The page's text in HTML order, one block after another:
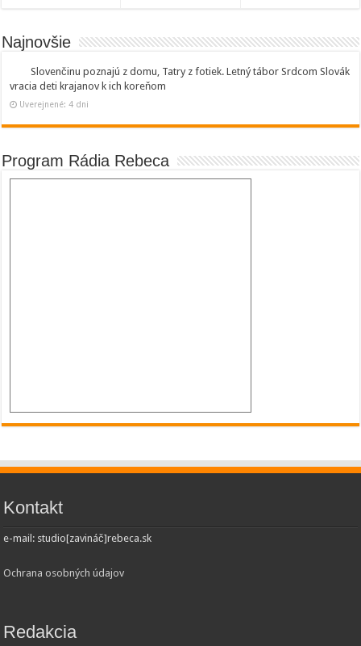
Najnovšie
Slovenčinu poznajú z domu, Tatry z fotiek. Letný tábor Srdcom Slovák
vracia deti krajanov k ich koreňom
Uverejnené: 4 dni
Program Rádia Rebeca
Kontakt
e-mail: studio[zavináč]rebeca.sk
Ochrana osobných údajov
Redakcia